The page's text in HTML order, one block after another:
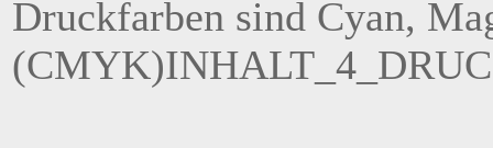
Druckfarben sind Cyan,